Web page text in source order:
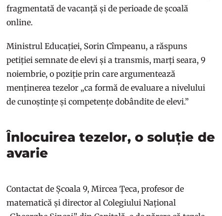
fragmentată de vacanță și de perioade de școală
online.
Ministrul Educației, Sorin Cîmpeanu, a răspuns
petiției semnate de elevi și a transmis, marți seara, 9
noiembrie, o poziție prin care argumentează
menținerea tezelor „ca formă de evaluare a nivelului
de cunoștințe și competențe dobândite de elevi.”
Înlocuirea tezelor, o soluție de
avarie
Contactat de Școala 9, Mircea Țeca, profesor de
matematică și director al Colegiului Național